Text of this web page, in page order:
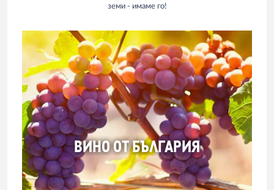
земи - имаме го!
ВИНО ОТ БЪЛГАРИЯ